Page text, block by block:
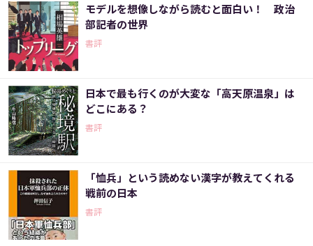
モデルを想像しながら読むと面白い！ 政治
部記者の世界
書評
日本で最も行くのが大変な「高天原温泉」は
どこにある？
書評
「恤兵」という読めない漢字が教えてくれる
戦前の日本
書評